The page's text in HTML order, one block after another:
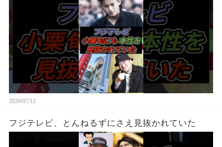
2026/07/12
フジテレビ、とんねるずにさえ見抜かれていた